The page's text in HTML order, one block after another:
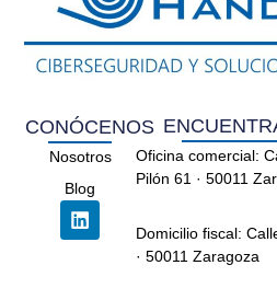
CONÓCENOS
Nosotros
Blog
Oficina comercial:
Pilón 61 · 50011
Domicilio fiscal:
· 50011 Zaragoza